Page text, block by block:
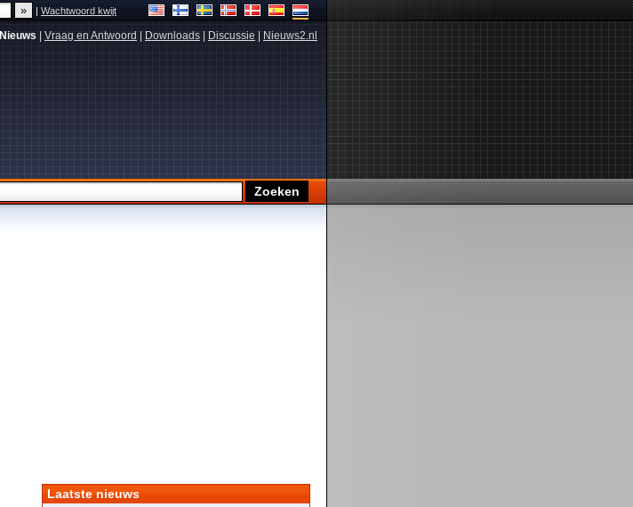
|Wachtwoord kwijt
Nieuws Vraag en Antwoord Downloads Discussie Nieuws2.nl
Laatste nieuws